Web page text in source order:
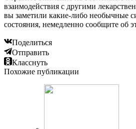
взаимодействия с другими
вы заметили какие-либо необычные
состояния, немедленно сообщите об
Поделиться
Отправить
Класснуть
Похожие публикации